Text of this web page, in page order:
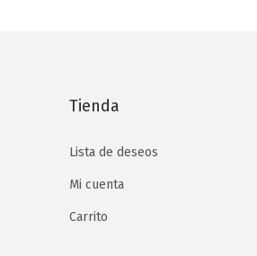
Tienda
Lista de deseos
Mi cuenta
Carrito